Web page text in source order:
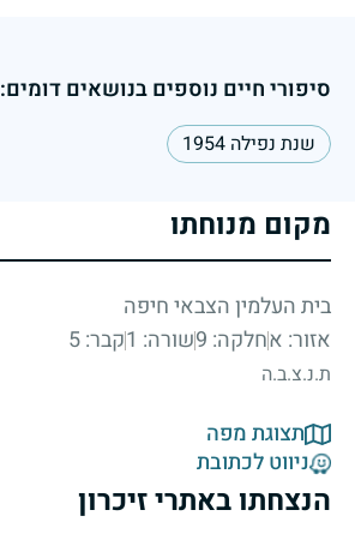
סיפורי חיים נוספים בנושאים דומים:
שנת נפילה 1954
מקום מנוחתו
בית העלמין הצבאי חיפה
אזור: אחלקה: 9 שורה: 1 קבר: 5
ת.נ.צ.ב.ה
תצוגת מפה
ניווט לכתובת
הנצחתו באתרי זיכרון